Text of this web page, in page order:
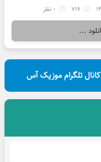
719 0 نظر
...
تلگرام موزیک آس